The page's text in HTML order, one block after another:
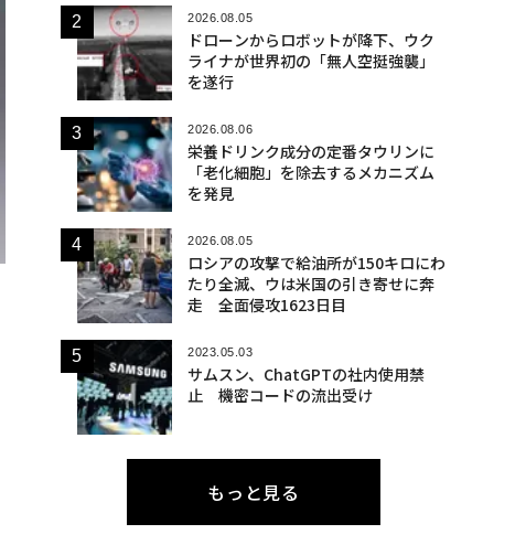
2026.08.05
ドローンからロボットが降下、ウク
ライナが世界初の「無人空挺強襲」
を遂行
2026.08.06
栄養ドリンク成分の定番タウリンに
「老化細胞」を除去するメカニズム
を発見
2026.08.05
ロシアの攻撃で給油所が150キロにわ
たり全滅、ウは米国の引き寄せに奔
走 全面侵攻1623日目
2023.05.03
サムスン、ChatGPTの社内使用禁
止 機密コードの流出受け
もっと見る